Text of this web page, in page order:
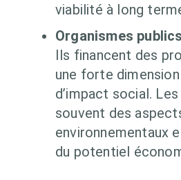
viabilité à long
Organismes
Ils financent des
une forte
d’impact social.
souvent des
environnementaux
du potentiel